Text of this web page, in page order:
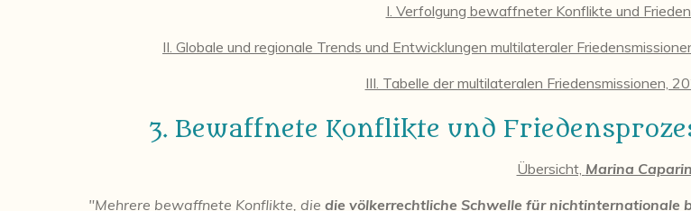
I. Verfolgung bewaffneter Konflikte und
II. Globale und regionale Trends und Entwicklungen multilateraler
III. Tabelle der multilateralen Friedensmissionen,
3. Bewaffnete Konflikte und
Übersicht, Marina
"Mehrere bewaffnete Konflikte, die die völkerrechtliche Schwelle für nichtinternationale